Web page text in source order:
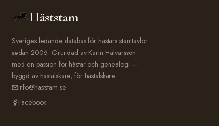
Häststam
Sveriges ledande databas för hästars stamtavlor
sedan 2006. Grundad av Karin Halvarsson
med en passion för hästar och genealogi —
byggd av hästälskare, för hästälskare.
info@haststam.se
Facebook